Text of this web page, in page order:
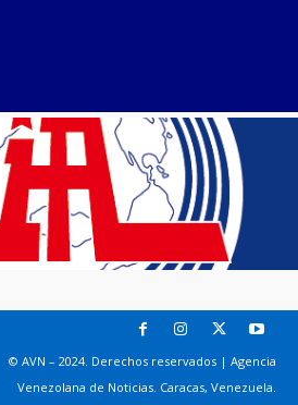
© AVN – 2024. Derechos reservados | Agencia
Venezolana de Noticias. Caracas, Venezuela.